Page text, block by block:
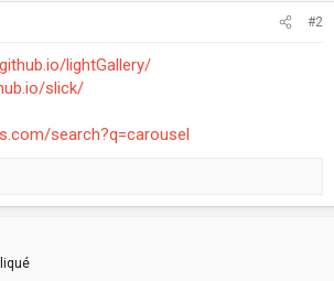
#2
lightGallery/
slick/
search?q=carousel